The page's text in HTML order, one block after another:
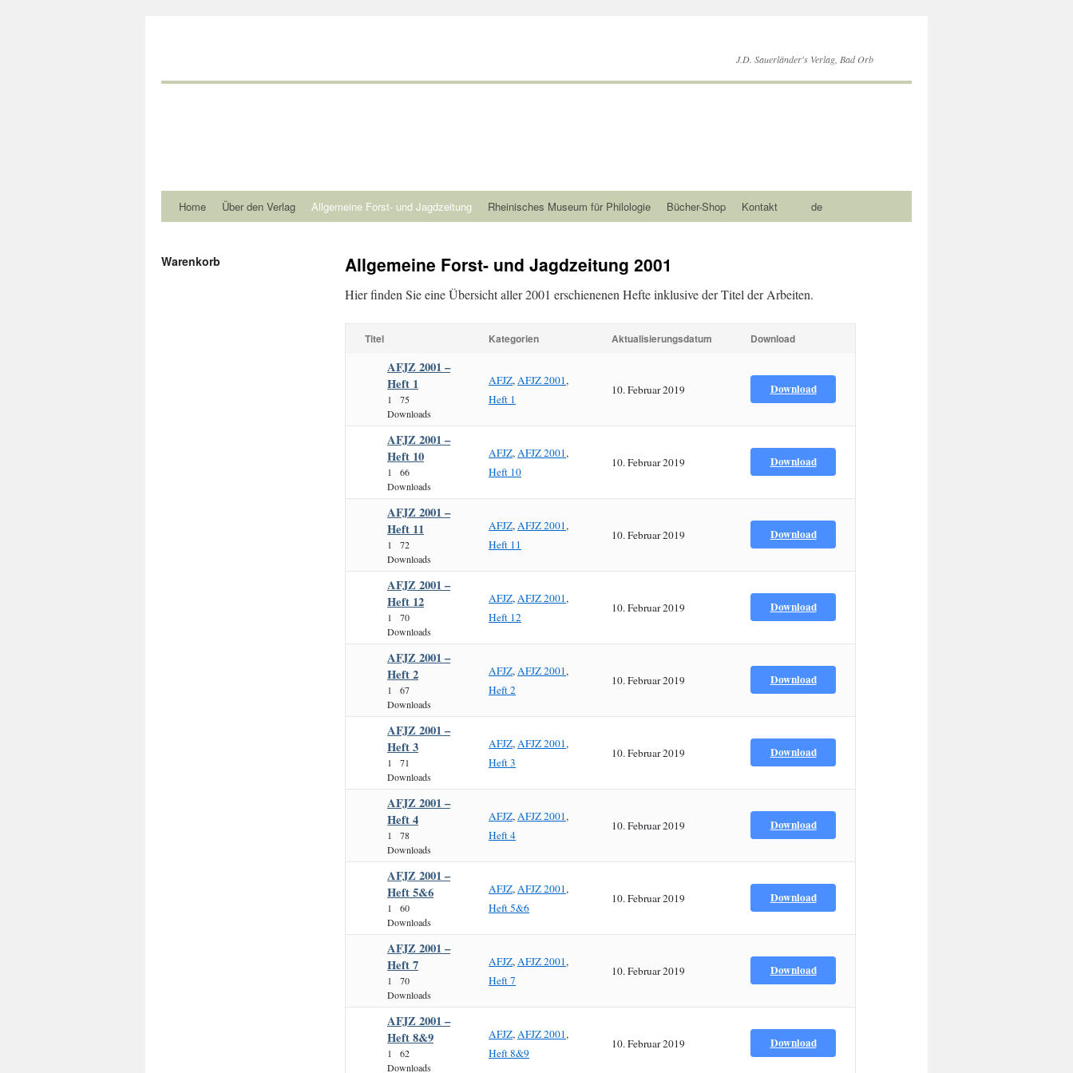
J.D. Sauerländer's Verlag, Bad Orb
Home Über den Verlag Allgemeine Forst- und Jagdzeitung Rheinisches Museum für Philologie Bücher-Shop Kontakt de
Allgemeine Forst- und Jagdzeitung 2001
Hier finden Sie eine Übersicht aller 2001 erschienenen Hefte inklusive der Titel der Arbeiten.
Titel Kategorien Aktualisierungsdatum Download
AFJZ 2001 –
Heft 1
1
75
Downloads
AFJZ,AFJZ 2001,
Heft 1
10. Februar 2019 Download
AFJZ 2001 –
Heft 10
1
66
Downloads
AFJZ,AFJZ 2001,
Heft 10
10. Februar 2019 Download
AFJZ 2001 –
Heft 11
1
72
Downloads
AFJZ,AFJZ 2001,
Heft 11
10. Februar 2019 Download
AFJZ 2001 –
Heft 12
1
70
Downloads
AFJZ,AFJZ 2001,
Heft 12
10. Februar 2019 Download
AFJZ 2001 –
Heft 2
1
67
Downloads
AFJZ,AFJZ 2001,
Heft 2
10. Februar 2019 Download
AFJZ 2001 –
Heft 3
1
71
Downloads
AFJZ,AFJZ 2001,
Heft 3
10. Februar 2019 Download
AFJZ 2001 –
Heft 4
1
78
Downloads
AFJZ,AFJZ 2001,
Heft 4
10. Februar 2019 Download
AFJZ 2001 –
Heft 5&6
1
60
Downloads
AFJZ,AFJZ 2001,
Heft 5&6
10. Februar 2019 Download
AFJZ 2001 –
Heft 7
1
70
Downloads
AFJZ,AFJZ 2001,
Heft 7
10. Februar 2019 Download
AFJZ 2001 –
Heft 8&9
1
62
Downloads
AFJZ,AFJZ 2001,
Heft 8&9
10. Februar 2019 Download
Warenkorb